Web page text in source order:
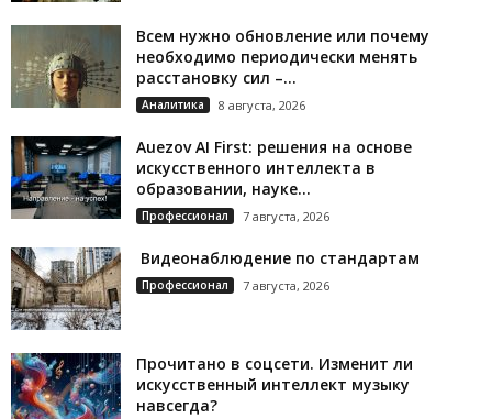
Всем нужно обновление или почему
необходимо периодически менять
расстановку сил –...
Аналитика 8 августа, 2026
Auezov AI First: решения на основе
искусственного интеллекта в
образовании, науке...
Профессионал 7 августа, 2026
Видеонаблюдение по стандартам
Профессионал 7 августа, 2026
Прочитано в соцсети. Изменит ли
искусственный интеллект музыку
навсегда?